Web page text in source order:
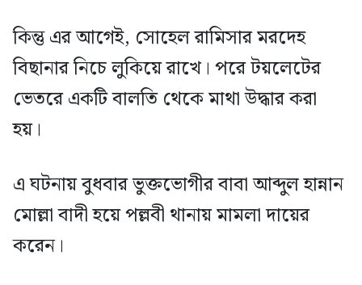
কিন্তু এর আগেই, সোহেল রামিসার মরদেহ
বিছানার নিচে লুকিয়ে রাখে। পরে টয়লেটের
ভেতরে একটি বালতি থেকে মাথা উদ্ধার করা
হয়।
এ ঘটনায় বুধবার ভুক্তভোগীর বাবা আব্দুল হান্নান
মোল্লা বাদী হয়ে পল্লবী থানায় মামলা দায়ের
করেন।